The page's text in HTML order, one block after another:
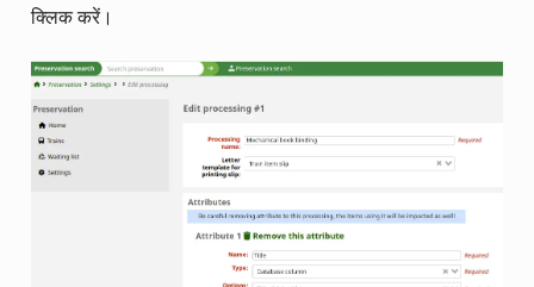
क्लिक करें।